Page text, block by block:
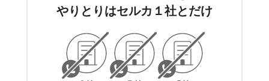
やりとりはセルカ１社とだけ